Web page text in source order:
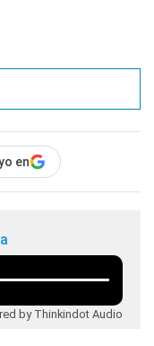
en
by Thinkindot Audio